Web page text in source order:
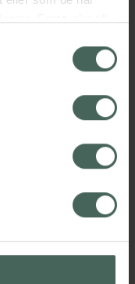
påverkar inte
innan återkallelsen.
oss från Skåne i
vårt uppdrag att